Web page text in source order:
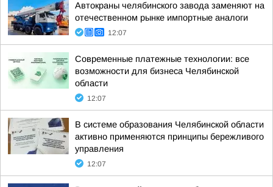
Автокраны челябинского завода заменяют на
отечественном рынке импортные аналоги
12:07
Современные платежные технологии: все
возможности для бизнеса Челябинской
области
12:07
В системе образования Челябинской области
активно применяются принципы бережливого
управления
12:07